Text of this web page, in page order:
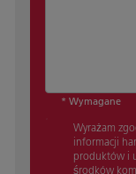
* Wymagane
Wyrażam
informacji
produktów i
środków